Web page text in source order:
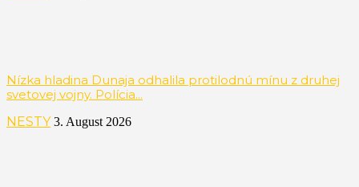
Nízka hladina Dunaja odhalila protilodnú mínu z druhej
svetovej vojny. Polícia...
NESTY 3. August 2026